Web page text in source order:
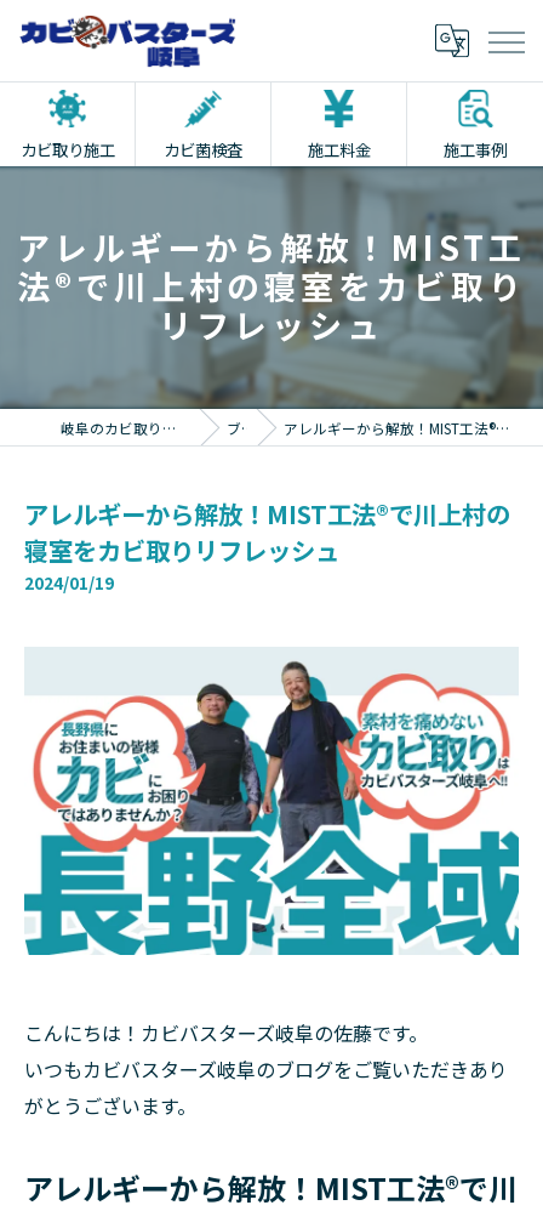
カビ取り施工 カビ菌検査 施工料金 施工事例
アレルギーから解放！MIST工
法®で川上村の寝室をカビ取り
リフレッシュ
岐阜のカビ取りならカビバスターズ岐阜 ブログ アレルギーから解放！MIST工法®で川上村の寝室をカビ取りリフレッシュ
アレルギーから解放！MIST工法®で川上村の
寝室をカビ取りリフレッシュ
2024/01/19
こんにちは！カビバスターズ岐阜の佐藤です。
いつもカビバスターズ岐阜のブログをご覧いただきあり
がとうございます。
アレルギーから解放！MIST工法®で川